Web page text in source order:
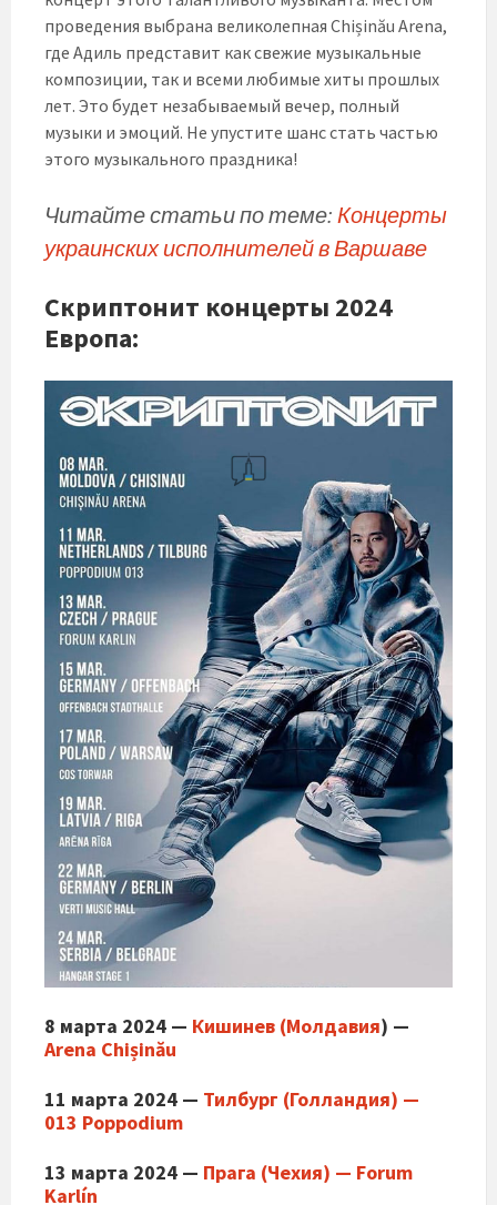
проведения выбрана великолепная Chișinău Arena,
где Адиль представит как свежие музыкальные
композиции, так и всеми любимые хиты прошлых
лет. Это будет незабываемый вечер, полный
музыки и эмоций. Не упустите шанс стать частью
этого музыкального праздника!
Читайте статьи по теме: Концерты
украинских исполнителей в Варшаве
Скриптонит концерты 2024
Европа:
8 марта 2024 — Кишинев (Молдавия) —
Arena Chișinău
11 марта 2024 — Тилбург (Голландия) —
013 Poppodium
13 марта 2024 — Прага (Чехия) — Forum
Karlín